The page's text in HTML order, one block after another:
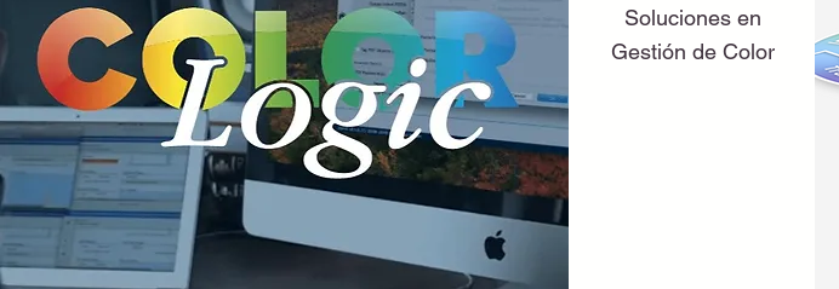
Soluciones en
Gestión de Color